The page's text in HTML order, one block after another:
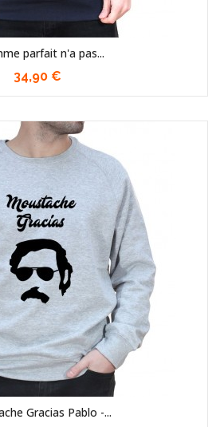
parfait n'a pas...
34,90 €
Gracias Pablo -...